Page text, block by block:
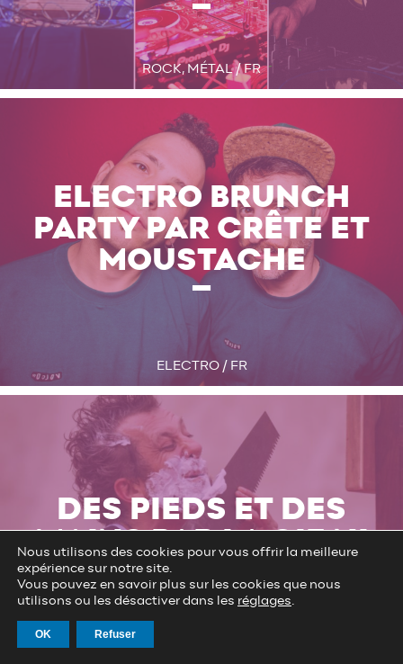
ROCK, MÉTAL / FR
ELECTRO BRUNCH
PARTY PAR CRÊTE ET
MOUSTACHE
ELECTRO / FR
DES PIEDS ET DES
MAINS PAR LA CIE NI
Nous utilisons des cookies pour vous offrir la meilleure
expérience sur notre site.
Vous pouvez en savoir plus sur les cookies que nous
utilisons ou les désactiver dans les réglages.
OK Refuser